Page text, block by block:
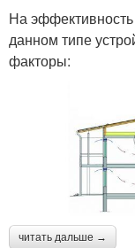
На
данном типе
факторы:
читать дальше →